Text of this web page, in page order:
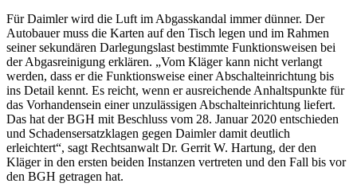
Für Daimler wird die Luft im Abgasskandal immer dünner. Der
Autobauer muss die Karten auf den Tisch legen und im Rahmen
seiner sekundären Darlegungslast bestimmte Funktionsweisen bei
der Abgasreinigung erklären. „Vom Kläger kann nicht verlangt
werden, dass er die Funktionsweise einer Abschalteinrichtung bis
ins Detail kennt. Es reicht, wenn er ausreichende Anhaltspunkte für
das Vorhandensein einer unzulässigen Abschalteinrichtung liefert.
Das hat der BGH mit Beschluss vom 28. Januar 2020 entschieden
und Schadensersatzklagen gegen Daimler damit deutlich
erleichtert“, sagt Rechtsanwalt Dr. Gerrit W. Hartung, der den
Kläger in den ersten beiden Instanzen vertreten und den Fall bis vor
den BGH getragen hat.